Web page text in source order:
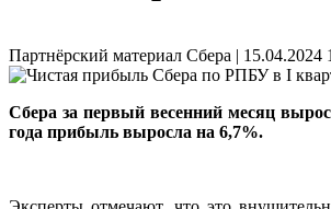
Партнёрский материал Сбера | 15.04.2024
Сбера за первый весенний месяц
года прибыль выросла на 6,7%.